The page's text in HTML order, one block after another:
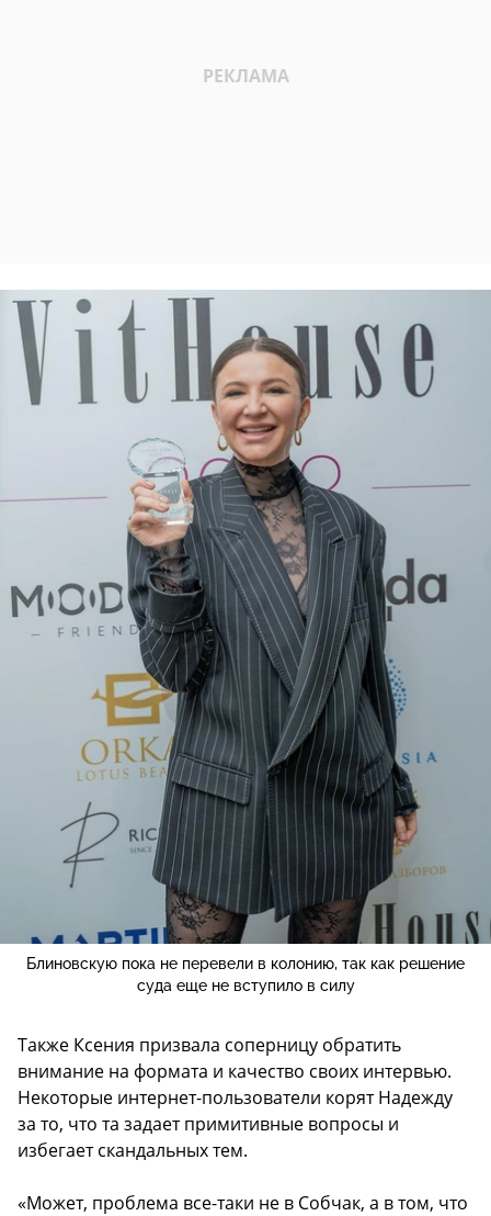
Блиновскую пока не перевели в колонию, так как решение
суда еще не вступило в силу
Также Ксения призвала соперницу обратить
внимание на формата и качество своих интервью.
Некоторые интернет-пользователи корят Надежду
за то, что та задает примитивные вопросы и
избегает скандальных тем.
«Может, проблема все-таки не в Собчак, а в том, что